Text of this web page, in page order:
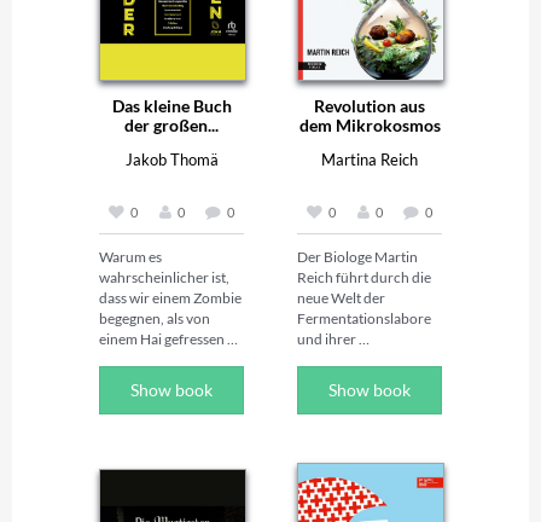
Das kleine Buch
der großen...
Jakob Thomä
0 0 0
Warum es
wahrscheinlicher ist,
dass wir einem Zombie
begegnen, als von
einem Hai gefressen zu
Wir haben wenig
Ahnung davon,
Show book
Revolution aus
dem Mikrokosmos
Martina Reich
0 0 0
Der Biologe Martin
Reich führt durch die
neue Welt der
Fermentationslabore
und ihrer
Braukessel statt
Bauernhof? Damit
katastrophalen
Einfluss unserer
Ernährung auf Umwelt
Show book